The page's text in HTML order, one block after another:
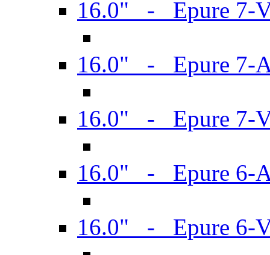
16.0" - Epure 7-
16.0" - Epure 7-
16.0" - Epure 7-
16.0" - Epure 6-
16.0" - Epure 6-